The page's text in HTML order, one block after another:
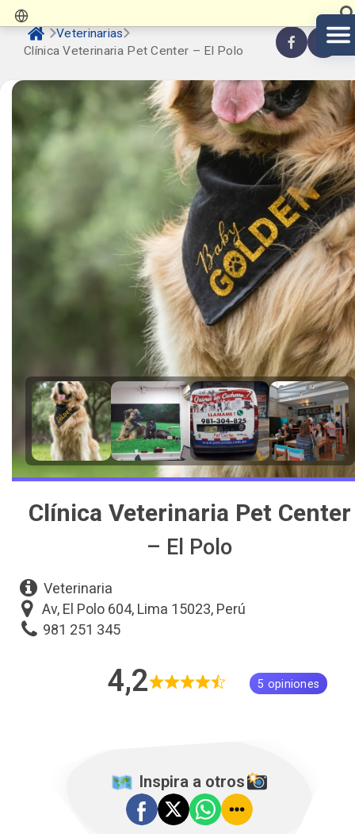
Veterinarias
Clínica Veterinaria Pet Center – El Polo
Clínica Veterinaria Pet Center
– El Polo
Veterinaria
Av, El Polo 604, Lima 15023, Perú
981 251 345
4,2 5 opiniones
️ Inspira a otros